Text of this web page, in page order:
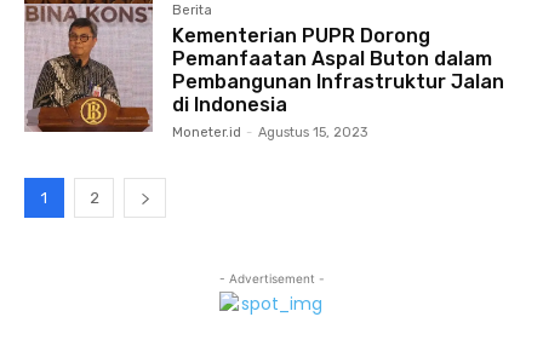
Berita
Kementerian PUPR Dorong
Pemanfaatan Aspal Buton dalam
Pembangunan Infrastruktur Jalan
di Indonesia
Moneter.id - Agustus 15, 2023
1 2
- Advertisement -